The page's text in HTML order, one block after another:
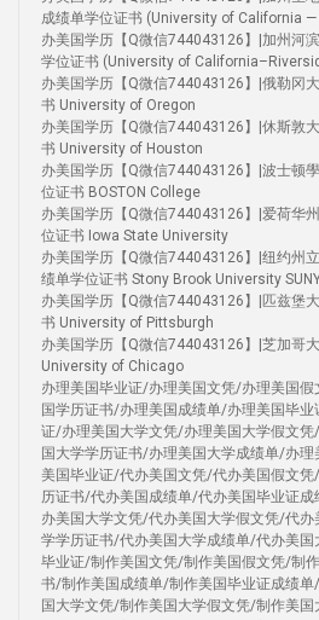
成绩单学位证书 (University of California —
办美国学历【Q微信744043126】|加州河
学位证书 (University of
办美国学历【Q微信744043126】|俄勒冈
书 University of Oregon
办美国学历【Q微信744043126】|休斯敦
书 University of Houston
办美国学历【Q微信744043126】|波士顿
位证书 BOSTON College
办美国学历【Q微信744043126】|爱荷华
位证书 Iowa State University
办美国学历【Q微信744043126】|纽约州
绩单学位证书 Stony Brook University
办美国学历【Q微信744043126】|匹兹堡
书 University of Pittsburgh
办美国学历【Q微信744043126】|芝加哥
University of Chicago
办理美国毕业证/办理美国文凭/办理美国
国学历证书/办理美国成绩单/办理美国毕
证/办理美国大学文凭/办理美国大学假文
国大学学历证书/办理美国大学成绩单/办
美国毕业证/代办美国文凭/代办美国假文
历证书/代办美国成绩单/代办美国毕业证
办美国大学文凭/代办美国大学假文凭/代
学学历证书/代办美国大学成绩单/代办美国
毕业证/制作美国文凭/制作美国假文凭/制
书/制作美国成绩单/制作美国毕业证成绩
国大学文凭/制作美国大学假文凭/制作美